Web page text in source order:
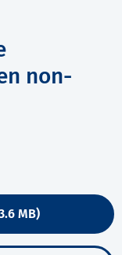
non-
MB)